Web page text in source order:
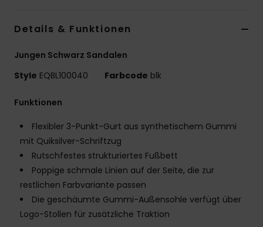
Details & Funktionen
Jungen Schwarz Sandalen
Style EQBL100040 Farbcode blk
Funktionen
Flexibler 3-Punkt-Gurt aus synthetischem Gummi
mit Quiksilver-Schriftzug
Rutschfestes strukturiertes Fußbett
Poppige schmale Linien auf der Seite, die zur
restlichen Farbvariante passen
Die geschäumte Gummi-Außensohle verfügt über
Logo-Stollen für zusätzliche Traktion